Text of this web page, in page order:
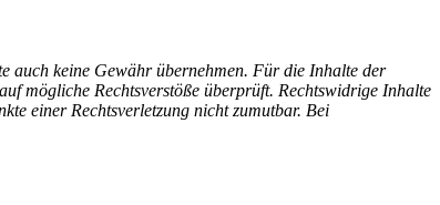
auch keine Gewähr übernehmen. Für die Inhalte der
mögliche Rechtsverstöße überprüft. Rechtswidrige Inhalte
einer Rechtsverletzung nicht zumutbar. Bei